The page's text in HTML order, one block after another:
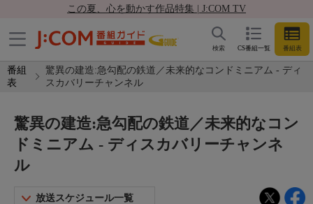
この夏、心を動かす作品特集 | J:COM TV
CS番組一覧 番組表
検索
番組
表
驚異の建造:急勾配の鉄道／未来的なコンドミニアム - ディ
スカバリーチャンネル
驚異の建造:急勾配の鉄道／未来的なコン
ドミニアム - ディスカバリーチャンネ
ル
放送スケジュール一覧